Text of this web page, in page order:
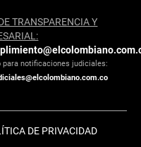
TRANSPARENCIA Y
para notificaciones judiciales:
DE PRIVACIDAD